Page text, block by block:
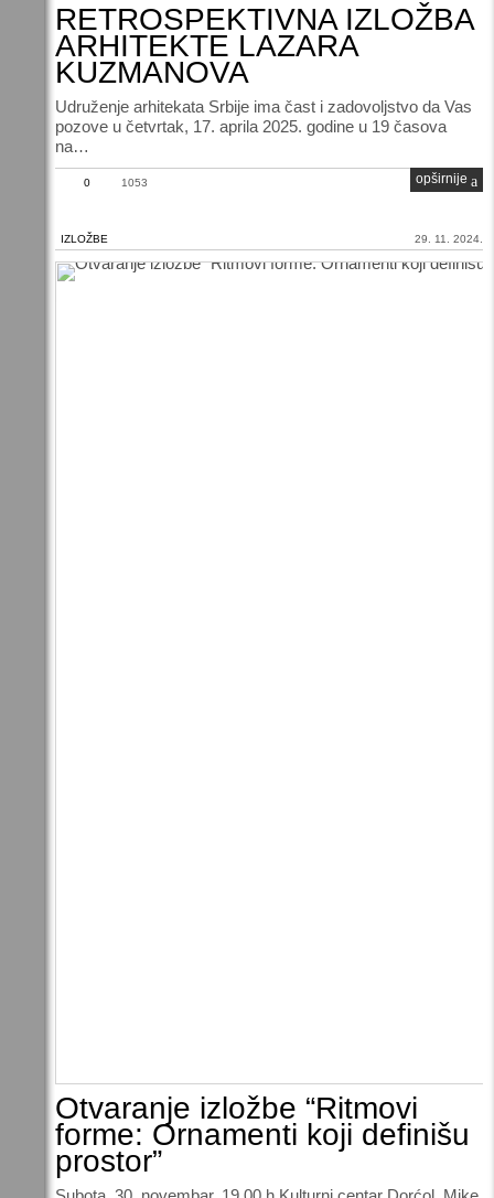
RETROSPEKTIVNA IZLOŽBA
ARHITEKTE LAZARA
KUZMANOVA
Udruženje arhitekata Srbije ima čast i zadovoljstvo da Vas
pozove u četvrtak, 17. aprila 2025. godine u 19 časova
na…
0 1053 opširnije
IZLOŽBE 29. 11. 2024.
Otvaranje izložbe “Ritmovi
forme: Ornamenti koji definišu
prostor”